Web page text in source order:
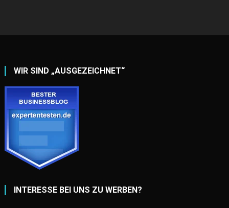
WIR SIND „AUSGEZEICHNET“
INTERESSE BEI UNS ZU WERBEN?